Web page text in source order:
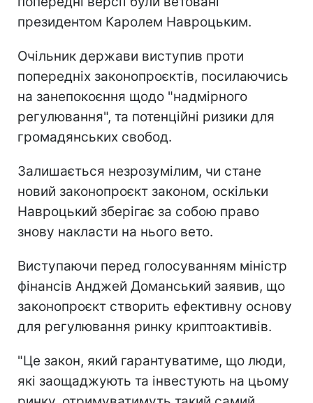
президентом Каролем Навроцьким.
Очільник держави виступив проти
попередніх законопроєктів, посилаючись
на занепокоєння щодо "надмірного
регулювання", та потенційні ризики для
громадянських свобод.
Залишається незрозумілим, чи стане
новий законопроєкт законом, оскільки
Навроцький зберігає за собою право
знову накласти на нього вето.
Виступаючи перед голосуванням міністр
фінансів Анджей Доманський заявив, що
законопроєкт створить ефективну основу
для регулювання ринку криптоактивів.
"Це закон, який гарантуватиме, що люди,
які заощаджують та інвестують на цьому